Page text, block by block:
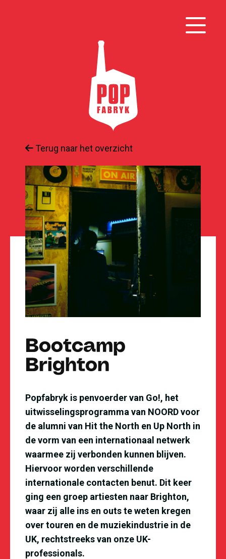
Terug naar het overzicht
Bootcamp
Brighton
Popfabryk is penvoerder van Go!, het
uitwisselingsprogramma van NOORD voor
de alumni van Hit the North en Up North in
de vorm van een internationaal netwerk
waarmee zij verbonden kunnen blijven.
Hiervoor worden verschillende
internationale contacten benut. Dit keer
ging een groep artiesten naar Brighton,
waar zij alle ins en outs te weten kregen
over touren en de muziekindustrie in de
UK, rechtstreeks van onze UK-
professionals.